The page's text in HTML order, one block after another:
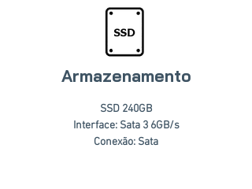
Armazenamento
SSD 240GB
Interface: Sata 3 6GB/s
Conexão: Sata